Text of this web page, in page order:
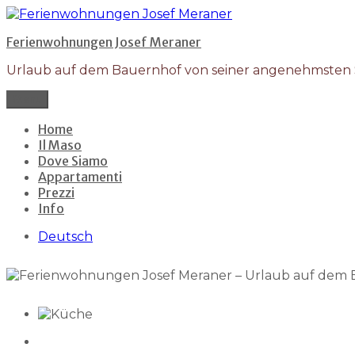
Salta
contenuto
Ferienwohnungen Josef Meraner
Urlaub auf dem Bauernhof von seiner angenehmsten
Home
Il Maso
Dove Siamo
Appartamenti
Prezzi
Info
Deutsch